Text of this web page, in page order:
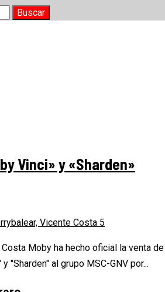
Vinci» y «Sharden»
Vicente Costa 5
Costa Moby ha hecho oficial la venta de
"Sharden" al grupo MSC-GNV por...